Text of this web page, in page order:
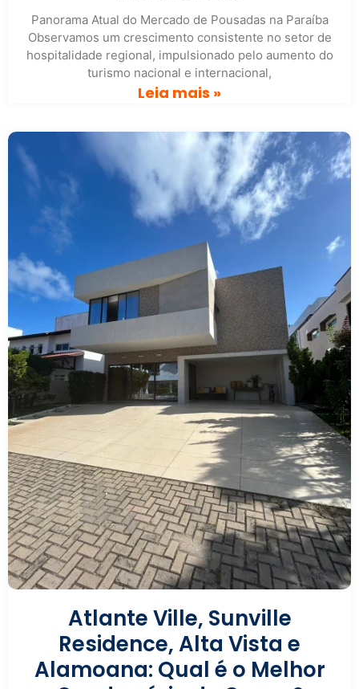
Panorama Atual do Mercado de Pousadas na Paraíba
Observamos um crescimento consistente no setor de
hospitalidade regional, impulsionado pelo aumento do
turismo nacional e internacional,
Leia mais »
Atlante Ville, Sunville
Residence, Alta Vista e
Alamoana: Qual é o Melhor